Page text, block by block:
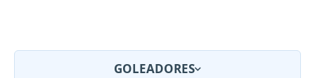
GOLEADORES